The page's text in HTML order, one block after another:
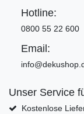
Hotline:
0800 55 22 600
Email:
Unser Service
Kostenlose